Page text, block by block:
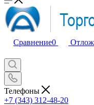
Сравнение0
Телефоны
+7 (343) 312-48-20